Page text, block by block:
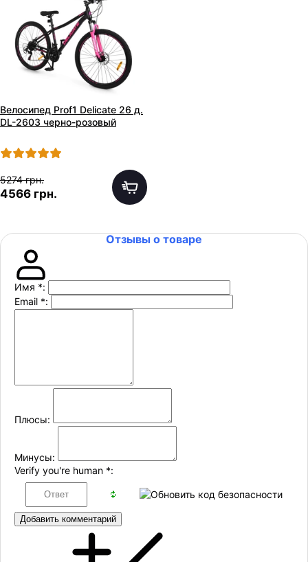
Велосипед Prof1 Delicate 26 д.
DL-2603 черно-розовый
5274 грн.
4566 грн.
Отзывы о товаре
Имя *:
Email *:
Плюсы:
Минусы:
Verify you're human *:
Добавить комментарий